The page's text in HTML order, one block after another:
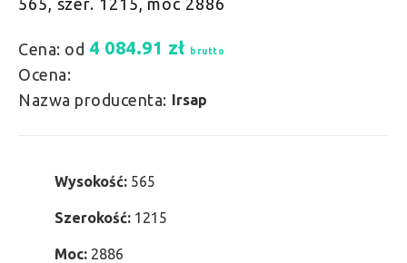
565, szer. 1215, moc 2886
Cena: od 4 084.91 zł brutto
Ocena:
Nazwa producenta: Irsap
Wysokość: 565
Szerokość: 1215
Moc: 2886